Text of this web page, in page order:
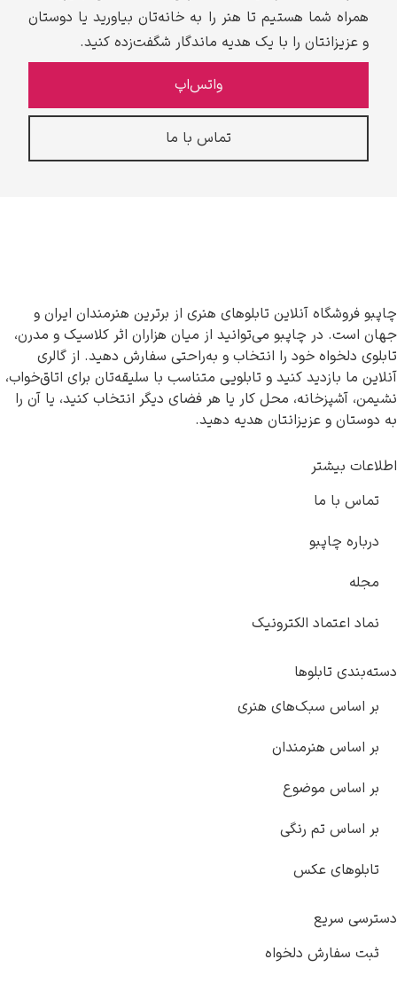
همراه شما هستیم تا هنر را به خانه‌تان بیاورید یا دوستان
و عزیزانتان را با یک هدیه ماندگار شگفت‌زده کنید.
واتس‌اپ
تماس با ما
چاپبو فروشگاه آنلاین تابلوهای هنری از برترین هنرمندان ایران و
جهان است. در چاپبو می‌توانید از میان هزاران اثر کلاسیک و مدرن،
تابلوی دلخواه خود را انتخاب و به‌راحتی سفارش دهید. از گالری
آنلاین ما بازدید کنید و تابلویی متناسب با سلیقه‌تان برای اتاق‌خواب،
نشیمن، آشپزخانه، محل کار یا هر فضای دیگر انتخاب کنید، یا آن را
به دوستان و عزیزانتان هدیه دهید.
اطلاعات بیشتر
تماس با ما
درباره چاپبو
مجله
نماد اعتماد الکترونیک
دسته‌بندی تابلوها
بر اساس سبک‌های هنری
بر اساس هنرمندان
بر اساس موضوع
بر اساس تم رنگی
تابلوهای عکس
دسترسی سریع
ثبت سفارش دلخواه